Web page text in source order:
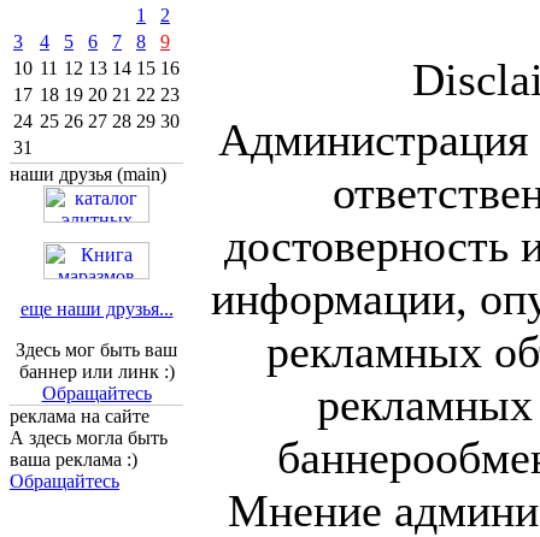
1
2
3
4 5 6 7 8
9
10 11 12 13 14 15 16
17 18 19 20 21 22 23
24 25 26 27 28 29 30
31
наши друзья (main)
еще наши друзья...
Здесь мог быть ваш
баннер или линк :)
Обращайтесь
реклама на сайте
А здесь могла быть
ваша реклама :)
Обращайтесь
Администрация
достоверность
информации,
рекламных
рекламных
Мнение